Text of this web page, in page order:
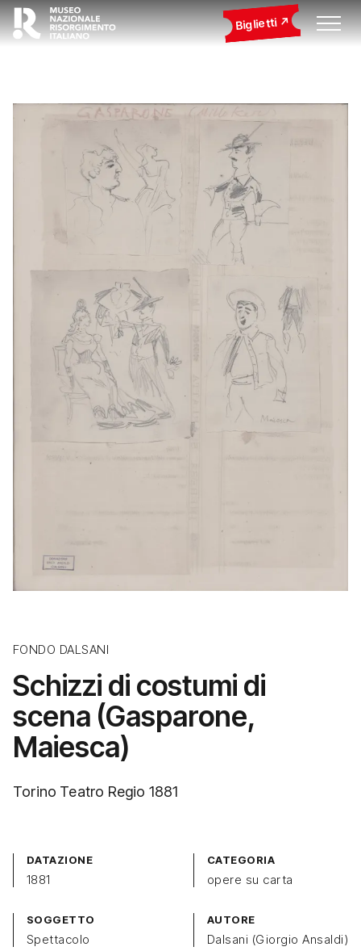
Biglietti
FONDO DALSANI
Schizzi di costumi di
scena (Gasparone,
Maiesca)
Torino Teatro Regio 1881
DATAZIONE
1881
CATEGORIA
opere su carta
SOGGETTO
Spettacolo
AUTORE
Dalsani (Giorgio Ansaldi)